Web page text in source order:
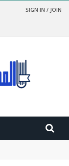
SIGN IN / JOIN